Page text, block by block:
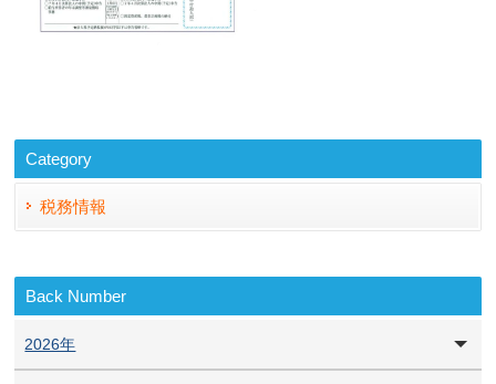
Category
税務情報
Back Number
2026年